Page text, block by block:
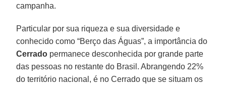
campanha.
Particular por sua riqueza e sua diversidade e
conhecido como “Berço das Águas”, a importância do
Cerrado permanece desconhecida por grande parte
das pessoas no restante do Brasil. Abrangendo 22%
do território nacional, é no Cerrado que se situam os